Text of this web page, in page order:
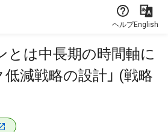
ヘルプEnglish
とは中長期の時間軸に
減戦略の設計」 (戦略